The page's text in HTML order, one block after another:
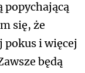
popychającą
się, że
pokus i więcej
będą